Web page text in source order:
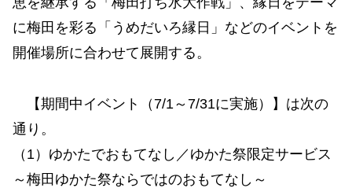
に梅田を彩る「うめだいろ縁日」などのイベントを
開催場所に合わせて展開する。
【期間中イベント（7/1～7/31に実施）】は次の
通り。
（1）ゆかたでおもてなし／ゆかた祭限定サービス
～梅田ゆかた祭ならではのおもてなし～